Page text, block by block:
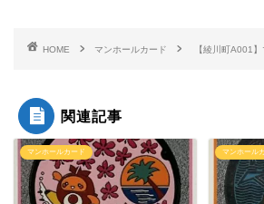
HOME マンホールカード 【綾川町A001
関連記事
マンホールカード マンホール